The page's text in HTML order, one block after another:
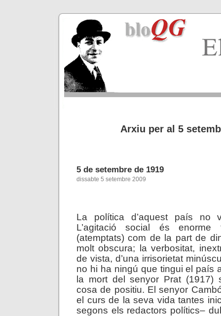
Arxiu per al 5
5 de setembre de 1919
dissabte 5 setembre 2009
La política d’aquest país no
L’agitació social és enorme
(atemptats) com de la part de
molt obscura; la verbositat,
de vista, d’una irrisorietat
no hi ha ningú que tingui el país
la mort del senyor Prat (1917)
cosa de positiu. El senyor
el curs de la seva vida tantes
segons els redactors polítics–